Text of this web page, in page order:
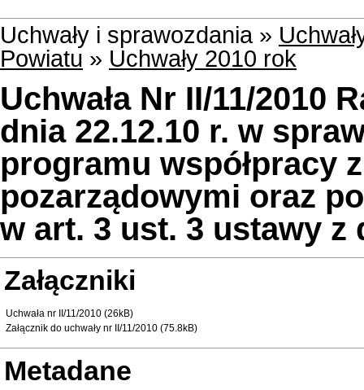
Uchwały i sprawozdania »
Powiatu » Uchwały 2010 rok
Uchwała Nr II/11/2010
dnia 22.12.10 r. w
programu współpracy
pozarządowymi oraz
w art. 3 ust. 3 ustawy z
Załączniki
Uchwała nr II/11/2010 (26kB)
Załącznik do uchwały nr II/11/2010 (75.8kB)
Metadane